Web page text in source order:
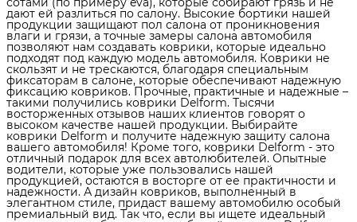
дают ей разлиться по салону. Высокие бортики нашей
продукции защищают пол салона от проникновения
влаги и грязи, а точные замеры салона автомобиля
позволяют нам создавать коврики, которые идеально
подходят под каждую модель автомобиля. Коврики не
скользят и не трескаются, благодаря специальным
фиксаторам в салоне, которые обеспечивают надежную
фиксацию ковриков. Прочные, практичные и надежные –
такими получились коврики Delform. Тысячи
восторженных отзывов наших клиентов говорят о
высоком качестве нашей продукции. Выбирайте
коврики Delform и получите надежную защиту салона
вашего автомобиля! Кроме того, коврики Delform - это
отличный подарок для всех автолюбителей. Опытные
водители, которые уже пользовались нашей
продукцией, остаются в восторге от ее практичности и
надежности. А дизайн ковриков, выполненный в
элегантном стиле, придаст вашему автомобилю особый
премиальный вид. Так что, если вы ищете идеальный